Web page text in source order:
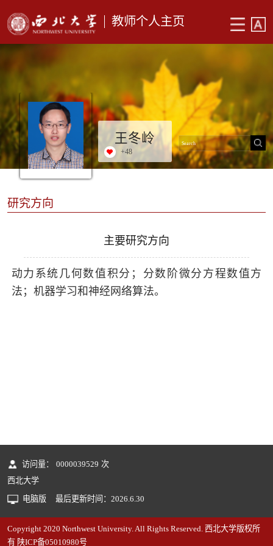
教师个人主页
王冬岭
+48
研究方向
主要研究方向
动力系统几何数值积分；分数阶微分方程数值方
法；机器学习和神经网络算法。
访问量： 0000039529 次
西北大学
电脑版
最后更新时间： 2026 6 30
Copyright 2020 Northwest University. All Rights Reserved. 西北大学版权所
有 陕ICP备05010980号